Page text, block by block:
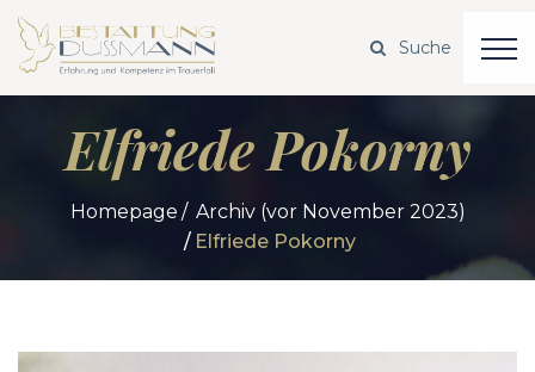
Elfriede Pokorny
Homepage
Archiv (vor November 2023)
Elfriede Pokorny